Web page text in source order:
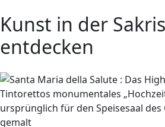
Kunst in der
entdecken